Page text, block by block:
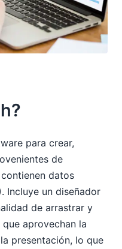
para crear,
de
datos
Incluye un diseñador
de arrastrar y
aprovechan la
presentación, lo que